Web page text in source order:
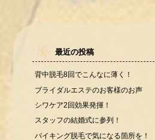
最近の投稿
背中脱毛8回でこんなに薄く！
ブライダルエステのお客様のお声
シワケア2回効果発揮！
スタッフの結婚式に参列！
バイキング脱毛で気になる箇所を！